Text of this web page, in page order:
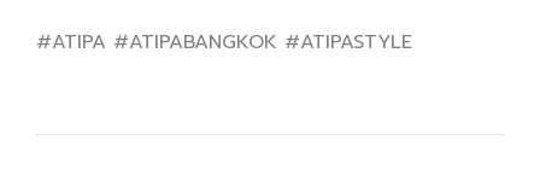
#ATIPA #ATIPABANGKOK #ATIPASTYLE